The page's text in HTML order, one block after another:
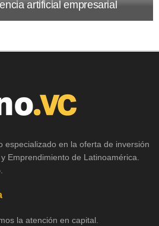
artificial empresarial
especializado en la oferta de inversión
Emprendimiento de Latinoamérica.
la atención en capital.